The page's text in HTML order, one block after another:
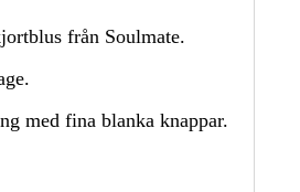
från Soulmate.
med fina blanka knappar.